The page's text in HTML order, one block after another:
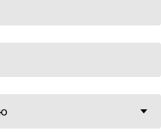
стала
«Время